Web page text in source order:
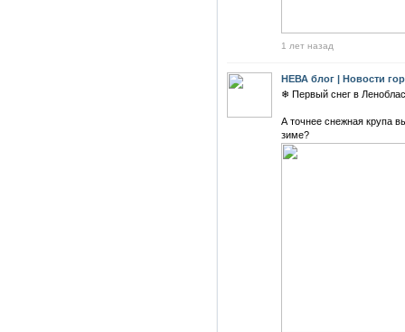
1 лет назад
НЕВА блог | Новости
❄ Первый снег в
А точнее снежная крупа
зиме?